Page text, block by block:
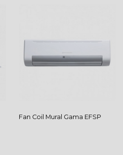
Fan Coil Mural Gama EFSP